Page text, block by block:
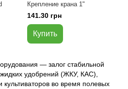
Крепление крана 1"
141.30 грн
Купить
— залог стабильной
удобрений (ЖКУ, КАС),
культиваторов во время полевых